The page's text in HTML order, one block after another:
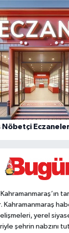
Nöbetçi
Kahramanmaraş
yerel
şehrin nabzını